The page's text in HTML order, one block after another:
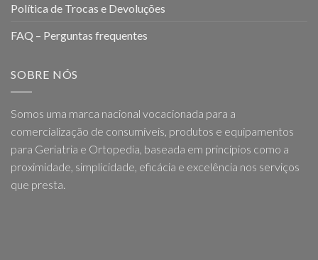
Política de Trocas e Devoluções
FAQ – Perguntas frequentes
SOBRE NÓS
Somos uma marca nacional vocacionada para a
comercialização de consumíveis, produtos e equipamentos
para Geriatria e Ortopedia, baseada em princípios como a
proximidade, simplicidade, eficácia e excelência nos serviços
que presta.